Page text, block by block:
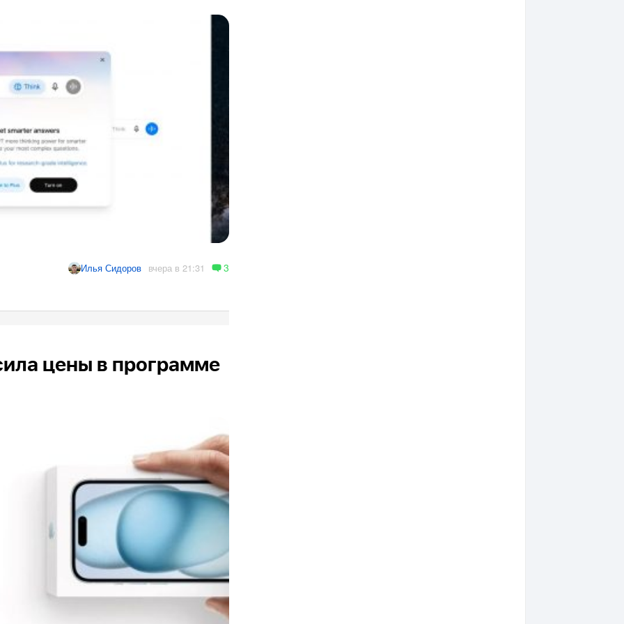
Илья Сидоров вчера в 21:31 3
цены в программе